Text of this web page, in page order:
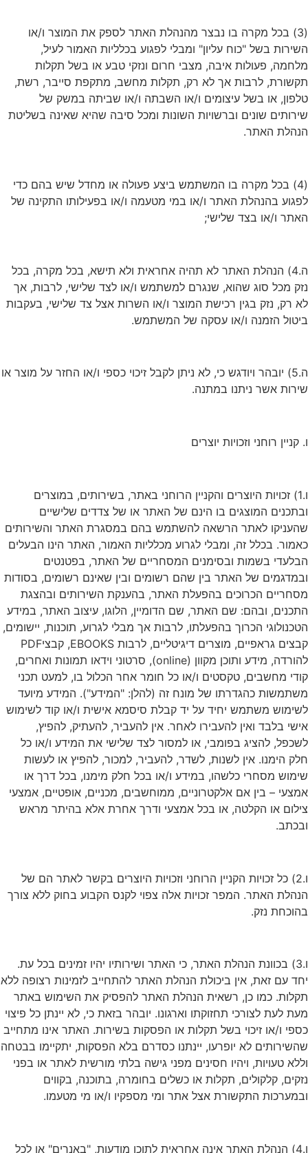
(3) בכל מקרה בו נבצר מהנהלת האתר לספק את המוצר ו/או
השירות בשל "כוח עליון" ומבלי לפגוע בכלליות האמור לעיל,
מלחמה, פעולות איבה, מצבי חרום ונזקי טבע או בשל תקלות
תקשורת, לרבות אך לא רק, תקלות מחשב, מתקפת סייבר, רשת,
טלפון, או בשל עיצומים ו/או השבתה ו/או שביתה במשק של
שירותים שונים וברשויות השונות ומכל סיבה שהיא שאינה בשליטת
הנהלת האתר.
(4) בכל מקרה בו המשתמש ביצע פעולה או מחדל שיש בהם כדי
לפגוע בהנהלת האתר ו/או במי מטעמה ו/או בפעילותו התקינה של
האתר ו/או בצד שלישי;
ה.4) הנהלת האתר לא תהיה אחראית ולא תישא, בכל מקרה, בכל
נזק מכל סוג שהוא, שנגרם למשתמש ו/או לצד שלישי, לרבות, אך
לא רק, נזק בגין רכישת המוצר ו/או השרות אצל צד שלישי, בעקבות
ביטול הזמנה ו/או עסקה של המשתמש.
ה.5) יובהר ויודגש כי, לא ניתן לקבל זיכוי כספי ו/או החזר על מוצר או
שירות אשר ניתנו במתנה.
ו. קניין רוחני וזכויות יוצרים
ו.1) זכויות היוצרים והקניין הרוחני באתר, בשירותים, במוצרים
ובתכנים המוצגים בו הינם של האתר או של צדדים שלישיים
שהעניקו לאתר הרשאה להשתמש בהם במסגרת האתר והשירותים
כאמור. בכלל זה, ומבלי לגרוע מכלליות האמור, האתר הינו הבעלים
הבלעדי בשמות ובסימנים המסחריים של האתר, בפטנטים
ובמדגמים של האתר בין שהם רשומים ובין שאינם רשומים, בסודות
מסחריים הכרוכים בהפעלת האתר, בהענקת השירותים ובהצגת
התכנים, ובהם: שם האתר, שם הדומיין, הלוגו, עיצוב האתר, במידע
הטכנולוגי הכרוך בהפעלתו, לרבות אך מבלי לגרוע, תוכנות, יישומים,
קבצים גראפיים, מוצרים דיגיטליים, לרבות EBOOKS, קבציPDF
להורדה, מידע ותוכן מקוון (online), סרטוני וידאו תמונות ואחרים,
קודי מחשבים, טקסטים ו/או כל חומר אחר הכלול בו, למעט תכני
משתמשות כהגדרתו של מונח זה (להלן: "המידע"). המידע מיועד
לשימוש משתמש יחיד על יד קבלת סיסמא אישית ו/או קוד לשימוש
אישי בלבד ואין להעבירו לאחר. אין להעביר, להעתיק, להפיץ,
לשכפל, להציג בפומבי, או למסור לצד שלישי את המידע ו/או כל
חלק הימנו. אין לשנות, לשדר, להעביר, למכור, להפיץ או לעשות
שימוש מסחרי כלשהו, במידע ו/או בכל חלק מימנו, בכל דרך או
אמצעי – בין אם אלקטרוניים, ממוחשבים, מכניים, אופטיים, אמצעי
צילום או הקלטה, או בכל אמצעי ודרך אחרת אלא בהיתר מראש
ובכתב.
ו.2) כל זכויות הקניין הרוחני וזכויות היוצרים בקשר לאתר הם של
הנהלת האתר. המפר זכויות אלה צפוי לקנס הקבוע בחוק ללא צורך
בהוכחת נזק.
ו.3) בכוונת הנהלת האתר, כי האתר ושירותיו יהיו זמינים בכל עת.
יחד עם זאת, אין ביכולת הנהלת האתר להתחייב לזמינות רצופה ללא
תקלות. כמו כן, רשאית הנהלת האתר להפסיק את השימוש באתר
מעת לעת לצורכי תחזוקתו וארגונו. יובהר בזאת כי, לא יינתן כל פיצוי
כספי ו/או זיכוי בשל תקלות או הפסקות בשירות. האתר אינו מתחייב
שהשירותים לא יופרעו, יינתנו כסדרם בלא הפסקות, יתקיימו בבטחה
וללא טעויות, ויהיו חסינים מפני גישה בלתי מורשית לאתר או בפני
נזקים, קלקולים, תקלות או כשלים בחומרה, בתוכנה, בקווים
ובמערכות התקשורת אצל אתר ומי מספקיו ו/או מי מטעמו.
ו.4) הנהלת האתר אינה אחראית לתוכן מודעות, "באנרים" או לכל